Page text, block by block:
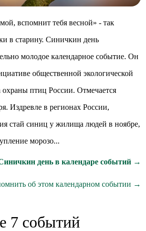
вспомнит тебя весной» - так
в старину. Синичкин день
молодое календарное событие. Он
общественной экологической
птиц России. Отмечается
Издревле в регионах России,
стай синиц у жилища людей в ноябре,
морозо...
день в календаре событий →
об этом календарном событии →
7 событий